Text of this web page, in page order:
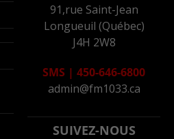
91,rue Saint-Jean
Longueuil (Québec)
J4H 2W8
SMS | 450-646-6800
admin@fm1033.ca
SUIVEZ-NOUS